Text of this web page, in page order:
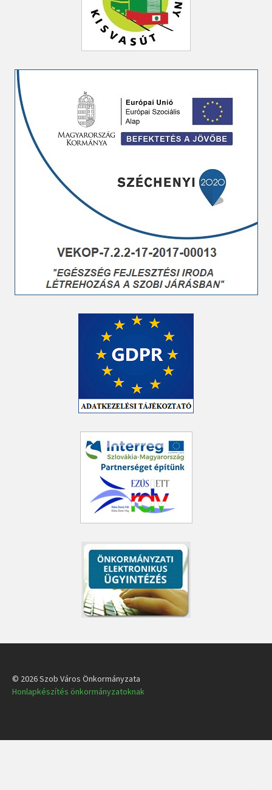
© 2026 Szob Város Önkormányzata
Honlapkészítés önkormányzatoknak